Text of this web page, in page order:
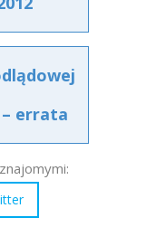
errata